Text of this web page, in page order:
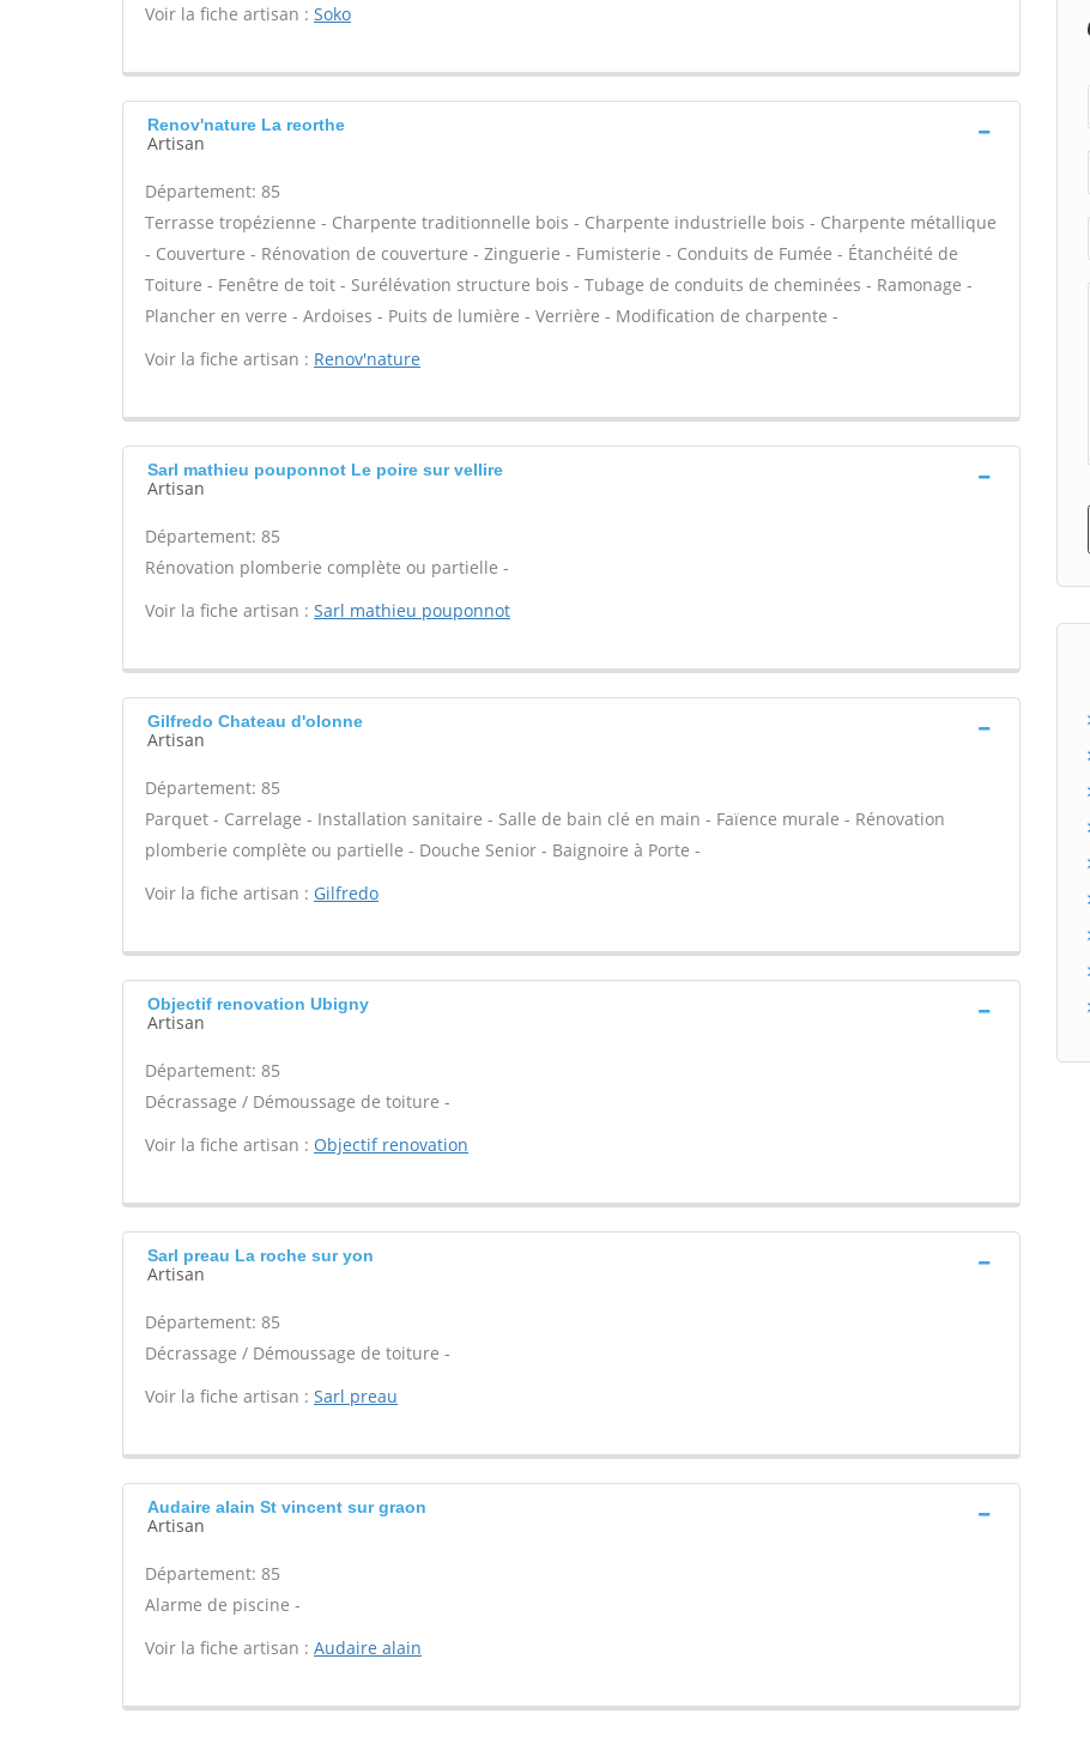
Voir la fiche artisan : Soko
Renov'nature La reorthe
Artisan
Département: 85
Terrasse tropézienne - Charpente traditionnelle bois - Charpente industrielle bois - Charpente métallique
- Couverture - Rénovation de couverture - Zinguerie - Fumisterie - Conduits de Fumée - Étanchéité de
Toiture - Fenêtre de toit - Surélévation structure bois - Tubage de conduits de cheminées - Ramonage -
Plancher en verre - Ardoises - Puits de lumière - Verrière - Modification de charpente -
Voir la fiche artisan : Renov'nature
Sarl mathieu pouponnot Le poire sur vellire
Artisan
Département: 85
Rénovation plomberie complète ou partielle -
Voir la fiche artisan : Sarl mathieu pouponnot
Gilfredo Chateau d'olonne
Artisan
Département: 85
Parquet - Carrelage - Installation sanitaire - Salle de bain clé en main - Faïence murale - Rénovation
plomberie complète ou partielle - Douche Senior - Baignoire à Porte -
Voir la fiche artisan : Gilfredo
Objectif renovation Ubigny
Artisan
Département: 85
Décrassage / Démoussage de toiture -
Voir la fiche artisan : Objectif renovation
Sarl preau La roche sur yon
Artisan
Département: 85
Décrassage / Démoussage de toiture -
Voir la fiche artisan : Sarl preau
Audaire alain St vincent sur graon
Artisan
Département: 85
Alarme de piscine -
Voir la fiche artisan : Audaire alain